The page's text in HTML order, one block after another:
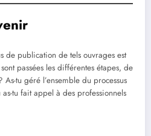
de publication de tels ouvrages est
passées les différentes étapes, de
tu géré l’ensemble du processus
tu fait appel à des professionnels